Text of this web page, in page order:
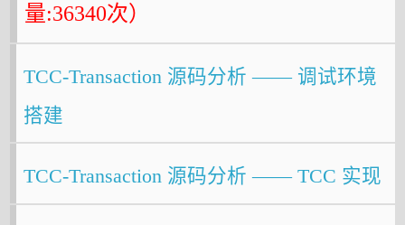
微信公众号
友链
大厂面试必备
Java 超神之路
量:36340次）
TCC-Transaction 源码分析 —— 调试环境
搭建
TCC-Transaction 源码分析 —— TCC 实现